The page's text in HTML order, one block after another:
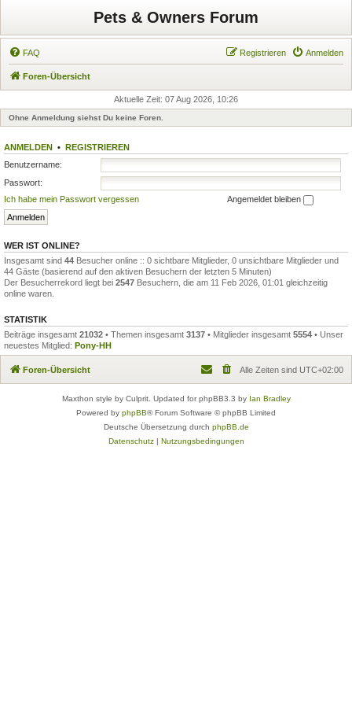
Pets & Owners Forum
FAQ Anmelden
Registrieren
Foren-Übersicht
Aktuelle Zeit: 07 Aug 2026, 10:26
Ohne Anmeldung siehst Du keine Foren.
ANMELDEN • REGISTRIEREN
Benutzername:
Passwort:
Ich habe mein Passwort vergessen
Angemeldet bleiben
WER IST ONLINE?
Insgesamt sind 44 Besucher online :: 0 sichtbare Mitglieder, 0 unsichtbare Mitglieder und
44 Gäste (basierend auf den aktiven Besuchern der letzten 5 Minuten)
Der Besucherrekord liegt bei 2547 Besuchern, die am 11 Feb 2026, 01:01 gleichzeitig
online waren.
STATISTIK
Beiträge insgesamt 21032 • Themen insgesamt 3137 • Mitglieder insgesamt 5554 • Unser
neuestes Mitglied: Pony-HH
Foren-Übersicht Alle Zeiten sind UTC+02:00
Maxthon style by Culprit. Updated for phpBB3.3 by Ian Bradley
Powered by phpBB® Forum Software © phpBB Limited
Deutsche Übersetzung durch phpBB.de
Datenschutz| Nutzungsbedingungen